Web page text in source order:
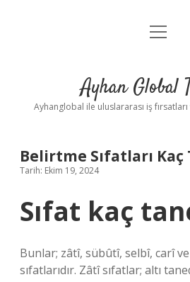
Anasayfa
Yasal Uyarı
menüyü
Ayhan Global
Ayhanglobal ile uluslararası iş
Belirtme Sıfatları
Tarih: Ekim 19, 2024
Sıfat kaç
Bunlar; zâtî, sübûtî, selbî, carî
sıfatlarıdır. Zâtî sıfatlar; altı